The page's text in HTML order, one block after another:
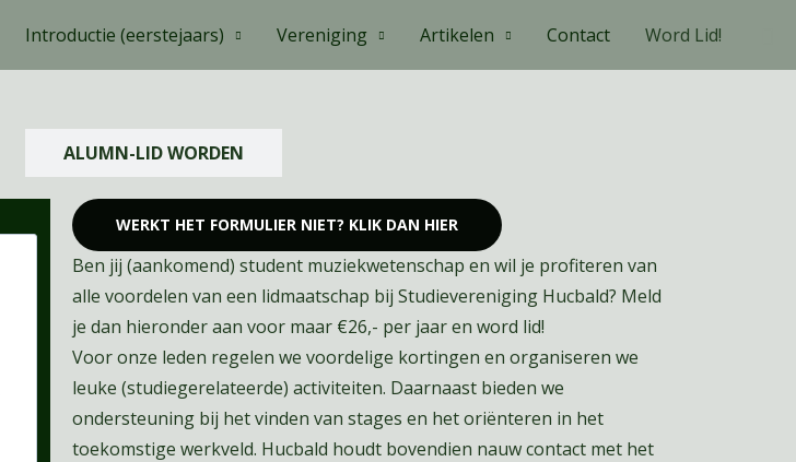
Introductie (eerstejaars) Vereniging Artikelen Contact Word Lid!
ALUMN-LID WORDEN
WERKT HET FORMULIER NIET? KLIK DAN HIER
Ben jij (aankomend) student muziekwetenschap en wil je profiteren van
alle voordelen van een lidmaatschap bij Studievereniging Hucbald? Meld
je dan hieronder aan voor maar €26,- per jaar en word lid!
Voor onze leden regelen we voordelige kortingen en organiseren we
leuke (studiegerelateerde) activiteiten. Daarnaast bieden we
ondersteuning bij het vinden van stages en het oriënteren in het
toekomstige werkveld. Hucbald houdt bovendien nauw contact met het